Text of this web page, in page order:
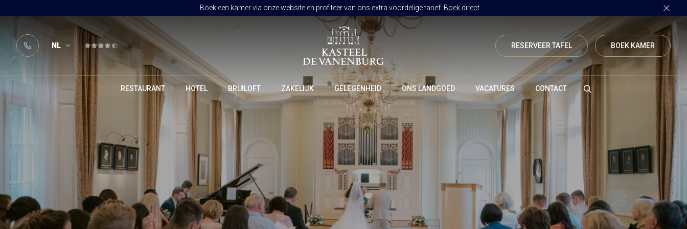
Boek een kamer via onze website en profiteer van ons extra voordelige tarief. Boek direct
NL RESERVEER TAFEL BOEK KAMER
RESTAURANT HOTEL BRUILOFT ZAKELIJK GELEGENHEID ONS LANDGOED VACATURES CONTACT
RESTAURANT DE VANENBURG
BRASSERIE DE HOEVE
CULINAIR GENIETEN ARRANGEMENT
KAMERS
ARRANGEMENTEN
Vanenburgerallee 13
3882 RH Putten
Route plannen
info@vanenburg.nl
0341 375 454